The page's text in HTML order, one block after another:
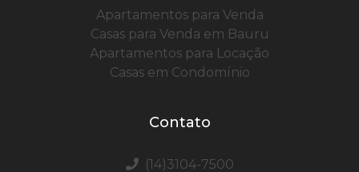
Apartamentos para Venda
Casas para Venda em Bauru
Apartamentos para Locação
Casas em Condomínio
Contato
(14)3104-7500